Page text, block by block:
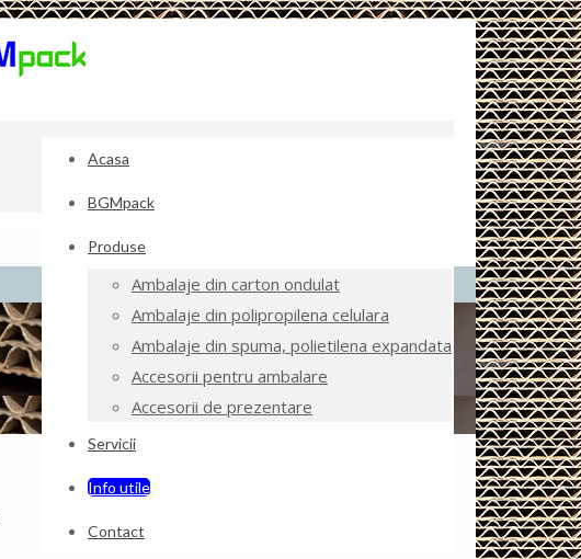
Acasa
BGMpack
Produse
Ambalaje din carton ondulat
Ambalaje din polipropilena celulara
Ambalaje din spuma, polietilena expandata
Accesorii pentru ambalare
Accesorii de prezentare
Servicii
Info utile
Contact